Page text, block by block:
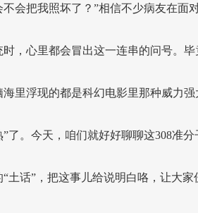
不会把我照坏了？”相信不少病友在面
时，心里都会冒出这一连串的问号。
海里浮现的都是科幻电影里那种威力
”了。今天，咱们就好好聊聊这308准
“土话”，把这事儿给说明白咯，让大家